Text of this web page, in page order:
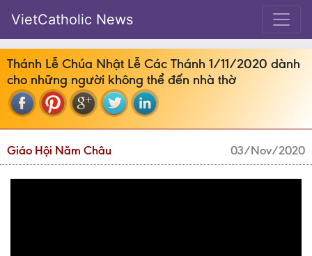
VietCatholic News
Thánh Lễ Chúa Nhật Lễ Các Thánh 1/11/2020 dành
cho những người không thể đến nhà thờ
Giáo Hội Năm Châu 03/Nov/2020